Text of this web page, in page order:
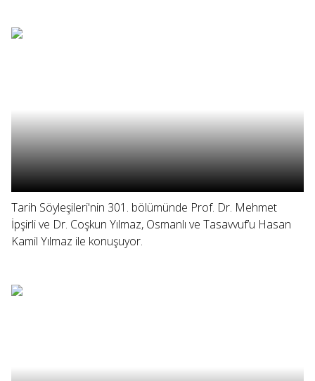
Tarih Söyleşileri'nin 301. bölümünde Prof. Dr. Mehmet
İpşirli ve Dr. Coşkun Yılmaz, Osmanlı ve Tasavvuf’u Hasan
Kamil Yılmaz ile konuşuyor.